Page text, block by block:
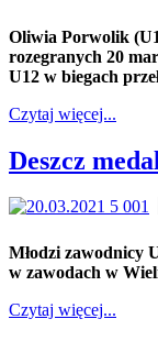
Oliwia Porwolik
rozegranych 20
U12 w biegach
Czytaj więcej...
Deszcz
Młodzi zawodnicy
w zawodach w
Czytaj więcej...